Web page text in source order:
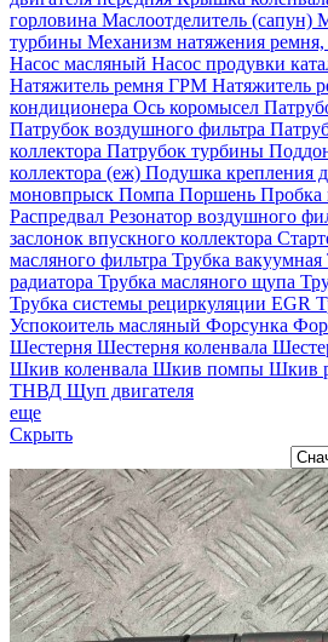
горловина Маслоотделитель (сапун)
турбины Механизм натяжения ремня,
Насос масляный Насос продувки
Натяжитель ремня ГРМ Натяжитель
кондиционера Ось коромысел
Патрубок воздушного фильтра
коллектора Патрубок турбины
коллектора (еж) Подушка крепления
моновпрыск Помпа Поршень Пробка
Распредвал Резонатор воздушного
заслонок впускного коллектора
масляного фильтра Трубка вакуумная
радиатора Трубка масляного щупа
Трубка системы рециркуляции EGR
Успокоитель масляный Форсунка
Шестерня Шестерня коленвала
Шкив коленвала Шкив помпы Шкив
ТНВД Щуп двигателя
еще
Скрыть